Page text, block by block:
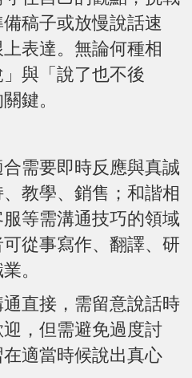
稿子或放慢說話速
表達。無論何種相
與「說了也不後
鍵。
需要即時反應與真誠
教學、銷售；和諧相
等需溝通技巧的領域
從事寫作、翻譯、研
。
直接，需留意說話時
，但需避免過度討
適當時候說出真心